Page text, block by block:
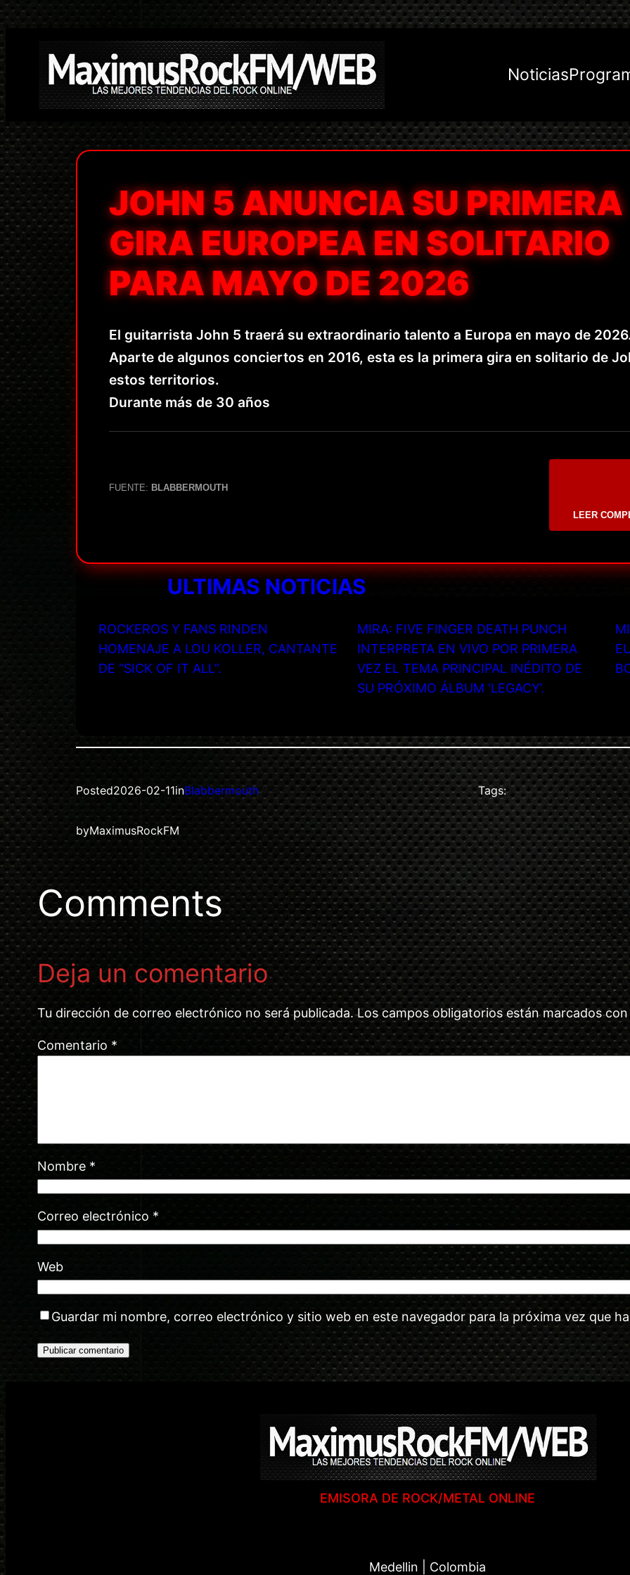
Saltar
contenido
Noticias
JOHN 5 ANUNCIA SU PRIMERA
GIRA EUROPEA EN SOLITARIO
PARA MAYO DE 2026
El guitarrista John 5 traerá su extraordinario talento a Europa en mayo de
Aparte de algunos conciertos en 2016, esta es la primera gira en solitario de
estos territorios.
Durante más de 30 años
FUENTE: BLABBERMOUTH
LEER
ULTIMAS NOTICIAS
ROCKEROS Y FANS RINDEN
HOMENAJE A LOU KOLLER, CANTANTE
DE “SICK OF IT ALL”.
MIRA: FIVE FINGER DEATH PUNCH
INTERPRETA EN VIVO POR PRIMERA
VEZ EL TEMA PRINCIPAL INÉDITO DE
SU PRÓXIMO ÁLBUM ‘LEGACY’.
Posted2026-02-11inBlabbermouth
byMaximusRockFM
Tags:
Comments
Deja un comentario
Tu dirección de correo electrónico no será publicada. Los campos obligatorios están marcados
Comentario *
Nombre *
Correo electrónico *
Web
Guardar mi nombre, correo electrónico y sitio web en este navegador para la próxima vez que
EMISORA DE ROCK/METAL ONLINE
Medellin | Colombia